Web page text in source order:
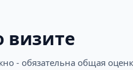
визите
- обязательна общая